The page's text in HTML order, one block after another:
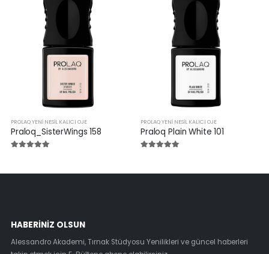
PROLAQ YENI NESIL KALICI OJE
Praloq_SisterWings 158
PROLAQ YENI NESIL KALICI OJE
Praloq Plain White 101
HABERINIZ OLSUN
Alessandro Akademi, Tırnak Stüdyosu Yenilikleri ve güncel haberleri